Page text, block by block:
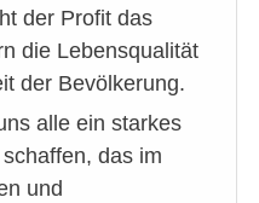
der Profit das
die Lebensqualität
der Bevölkerung.
alle ein starkes
das im
und